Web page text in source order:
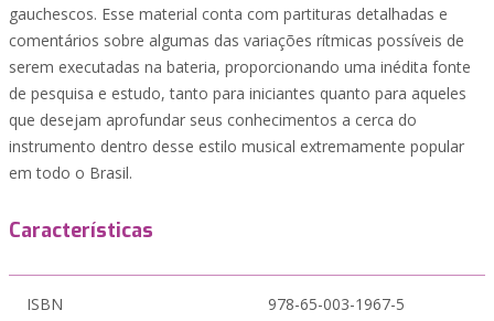
gauchescos. Esse material conta com partituras detalhadas e
comentários sobre algumas das variações rítmicas possíveis de
serem executadas na bateria, proporcionando uma inédita fonte
de pesquisa e estudo, tanto para iniciantes quanto para aqueles
que desejam aprofundar seus conhecimentos a cerca do
instrumento dentro desse estilo musical extremamente popular
em todo o Brasil.
Características
ISBN 978-65-003-1967-5